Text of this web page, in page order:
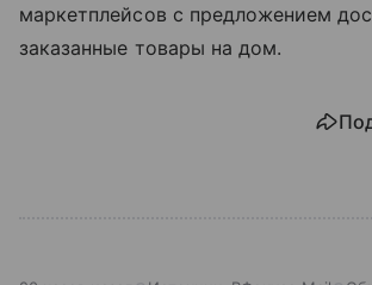
маркетплейсов с предложением
заказанные товары на дом.